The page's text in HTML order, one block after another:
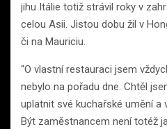
jihu Itálie totiž strávil roky v
celou Asii. Jistou dobu žil v
či na Mauriciu.
“O vlastní restauraci jsem
nebylo na pořadu dne. Chtěl
uplatnit své kuchařské umění a
Být zaměstnancem není totéž